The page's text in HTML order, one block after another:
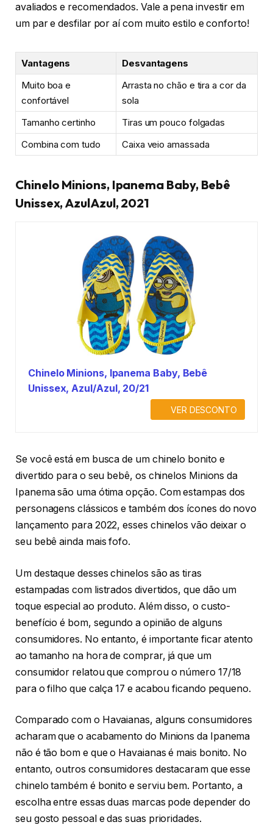
avaliados e recomendados. Vale a pena investir em
um par e desfilar por aí com muito estilo e conforto!
Vantagens
Desvantagens
Muito boa e
confortável
Arrasta no chão e tira a cor da
sola
Tamanho certinho
Tiras um pouco folgadas
Combina com tudo
Caixa veio amassada
Chinelo Minions, Ipanema Baby, Bebê
Unissex, AzulAzul, 2021
Chinelo Minions, Ipanema Baby, Bebê
Unissex, Azul/Azul, 20/21
VER DESCONTO
Se você está em busca de um chinelo bonito e
divertido para o seu bebê, os chinelos Minions da
Ipanema são uma ótima opção. Com estampas dos
personagens clássicos e também dos ícones do novo
lançamento para 2022, esses chinelos vão deixar o
seu bebê ainda mais fofo.
Um destaque desses chinelos são as tiras
estampadas com listrados divertidos, que dão um
toque especial ao produto. Além disso, o custo-
benefício é bom, segundo a opinião de alguns
consumidores. No entanto, é importante ficar atento
ao tamanho na hora de comprar, já que um
consumidor relatou que comprou o número 17/18
para o filho que calça 17 e acabou ficando pequeno.
Comparado com o Havaianas, alguns consumidores
acharam que o acabamento do Minions da Ipanema
não é tão bom e que o Havaianas é mais bonito. No
entanto, outros consumidores destacaram que esse
chinelo também é bonito e serviu bem. Portanto, a
escolha entre essas duas marcas pode depender do
seu gosto pessoal e das suas prioridades.